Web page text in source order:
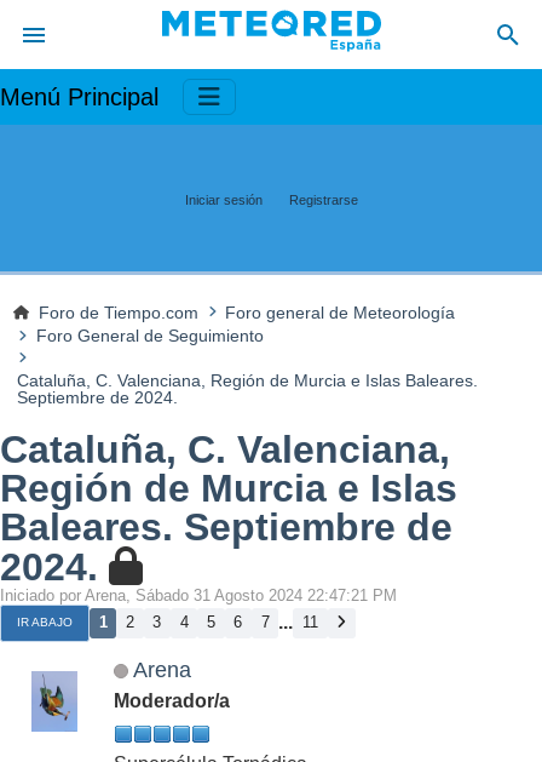
Menú Principal
Iniciar sesión Registrarse
Foro de Tiempo.com
Foro general de Meteorología
Foro General de Seguimiento
Cataluña, C. Valenciana, Región de Murcia e Islas Baleares.
Septiembre de 2024.
Cataluña, C. Valenciana,
Región de Murcia e Islas
Baleares. Septiembre de
2024.
Iniciado por Arena, Sábado 31 Agosto 2024 22:47:21 PM
IR ABAJO 1 2 3 4 5 6 7 ... 11
Arena
Moderador/a